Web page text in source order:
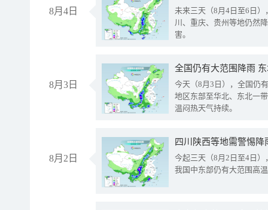
8月4日
未来三天（8月4日至6日
川、重庆、贵州等地仍然
害。
8月3日
全国仍有大范围降雨
今天（8月3日），全国仍
地区东部至华北、东北一
温闷热天气持续。
8月2日
今起三天（8月2日至4日
我国中东部仍有大范围高